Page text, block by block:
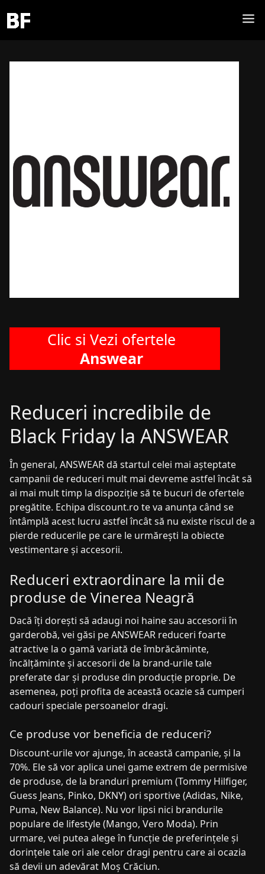
Clic si Vezi ofertele
Answear
Reduceri incredibile de
Black Friday la ANSWEAR
În general, ANSWEAR dă startul celei mai așteptate
campanii de reduceri mult mai devreme astfel încât să
ai mai mult timp la dispoziție să te bucuri de ofertele
pregătite. Echipa discount.ro te va anunța când se
întâmplă acest lucru astfel încât să nu existe riscul de a
pierde reducerile pe care le urmărești la obiecte
vestimentare și accesorii.
Reduceri extraordinare la mii de
produse de Vinerea Neagră
Dacă îți dorești să adaugi noi haine sau accesorii în
garderobă, vei găsi pe ANSWEAR reduceri foarte
atractive la o gamă variată de îmbrăcăminte,
încălțăminte și accesorii de la brand-urile tale
preferate dar și produse din producție proprie. De
asemenea, poți profita de această ocazie să cumperi
cadouri speciale persoanelor dragi.
Ce produse vor beneficia de reduceri?
Discount-urile vor ajunge, în această campanie, și la
70%. Ele să vor aplica unei game extrem de permisive
de produse, de la branduri premium (Tommy Hilfiger,
Guess Jeans, Pinko, DKNY) ori sportive (Adidas, Nike,
Puma, New Balance). Nu vor lipsi nici brandurile
populare de lifestyle (Mango, Vero Moda). Prin
urmare, vei putea alege în funcție de preferințele și
dorințele tale ori ale celor dragi pentru care ai ocazia
să devii un adevărat Moș Crăciun.